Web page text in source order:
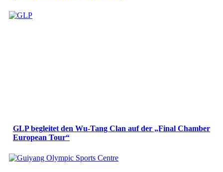
GLP begleitet den Wu-Tang Clan auf der „Final Chamber
European Tour“